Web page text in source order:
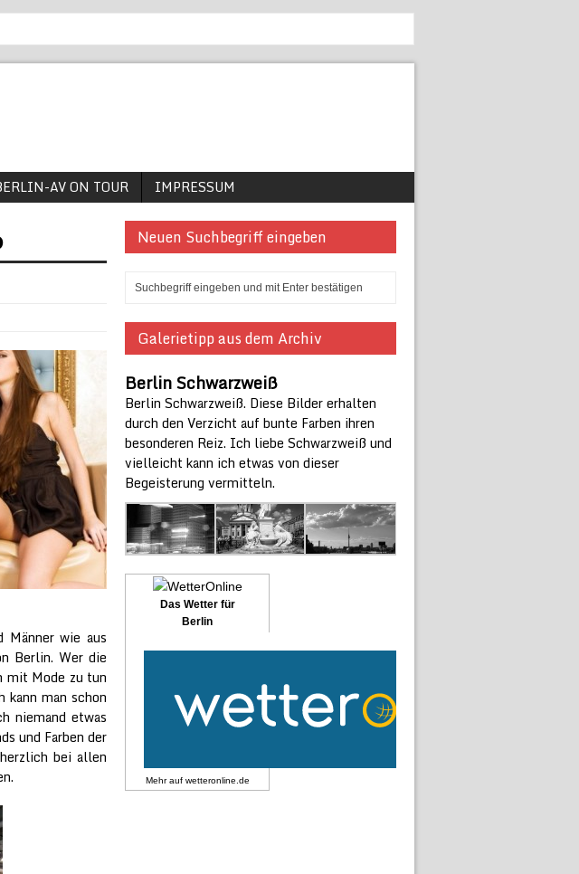
AV ON TOUR IMPRESSUM
Männer wie aus
Berlin. Wer die
mit Mode zu tun
man schon
niemand etwas
und Farben der
bei allen
Neuen Suchbegriff eingeben
Galerietipp aus dem Archiv
Berlin Schwarzweiß
Berlin Schwarzweiß. Diese Bilder erhalten
durch den Verzicht auf bunte Farben ihren
besonderen Reiz. Ich liebe Schwarzweiß und
vielleicht kann ich etwas von dieser
Begeisterung vermitteln.
Das Wetter für
Berlin
Mehr auf wetteronline.de